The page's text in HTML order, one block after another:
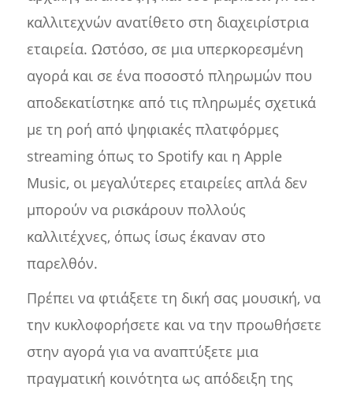
καλλιτεχνών ανατίθετο στη διαχειρίστρια
εταιρεία. Ωστόσο, σε μια υπερκορεσμένη
αγορά και σε ένα ποσοστό πληρωμών που
αποδεκατίστηκε από τις πληρωμές σχετικά
με τη ροή από ψηφιακές πλατφόρμες
streaming όπως το Spotify και η Apple
Music, οι μεγαλύτερες εταιρείες απλά δεν
μπορούν να ρισκάρουν πολλούς
καλλιτέχνες, όπως ίσως έκαναν στο
παρελθόν.
Πρέπει να φτιάξετε τη δική σας μουσική, να
την κυκλοφορήσετε και να την προωθήσετε
στην αγορά για να αναπτύξετε μια
πραγματική κοινότητα ως απόδειξη της